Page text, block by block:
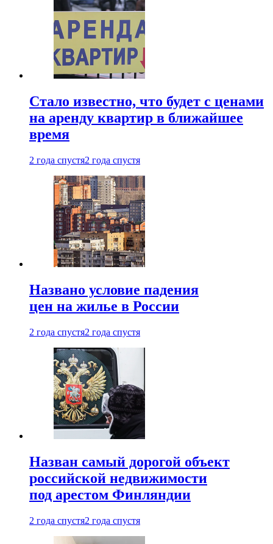
Стало известно, что будет с ценами
на аренду квартир в ближайшее
время
2 года спустя2 года спустя
Названо условие падения
цен на жилье в России
2 года спустя2 года спустя
Назван самый дорогой объект
российской недвижимости
под арестом Финляндии
2 года спустя2 года спустя